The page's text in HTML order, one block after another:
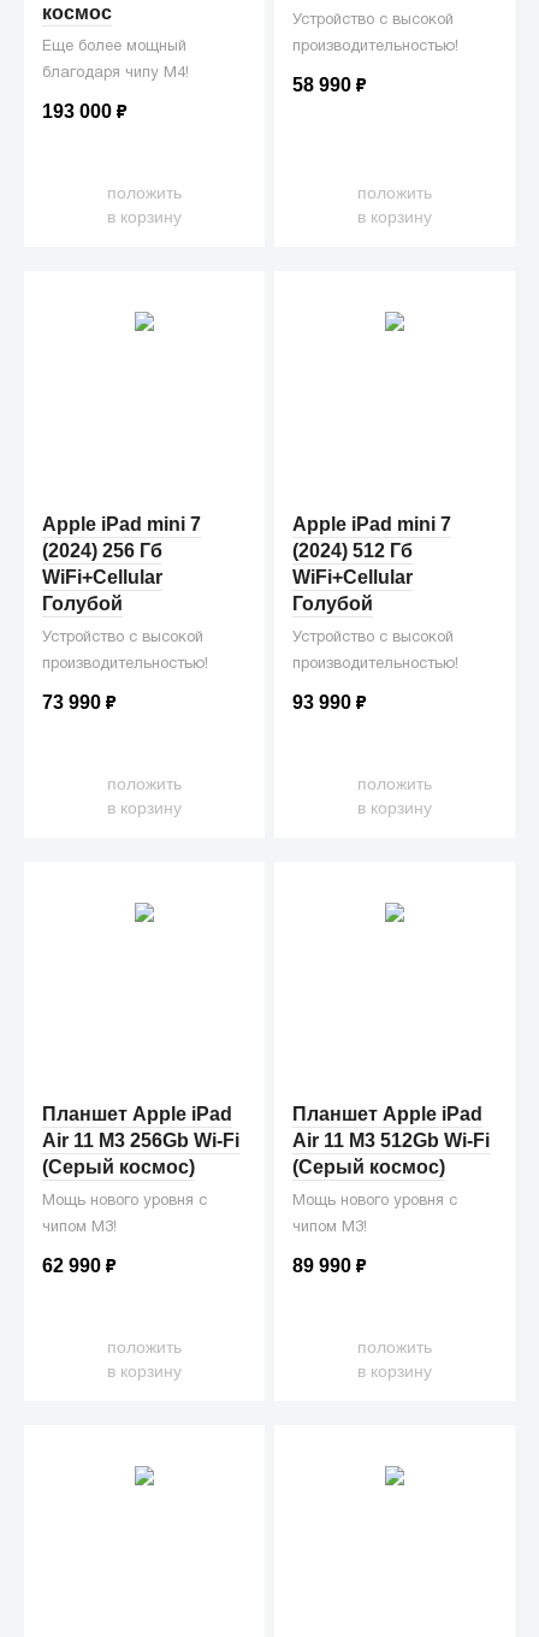
космос
Еще более мощный
благодаря чипу M4!
193 000₽
положить
в корзину
Устройство с высокой
производительностью!
58 990₽
положить
в корзину
Apple iPad mini 7
(2024) 256 Гб
WiFi+Cellular
Голубой
Устройство с высокой
производительностью!
73 990₽
положить
в корзину
Apple iPad mini 7
(2024) 512 Гб
WiFi+Cellular
Голубой
Устройство с высокой
производительностью!
93 990₽
положить
в корзину
Планшет Apple iPad
Air 11 M3 256Gb Wi-Fi
(Серый космос)
Мощь нового уровня с
чипом M3!
62 990₽
положить
в корзину
Планшет Apple iPad
Air 11 M3 512Gb Wi-Fi
(Серый космос)
Мощь нового уровня с
чипом M3!
89 990₽
положить
в корзину